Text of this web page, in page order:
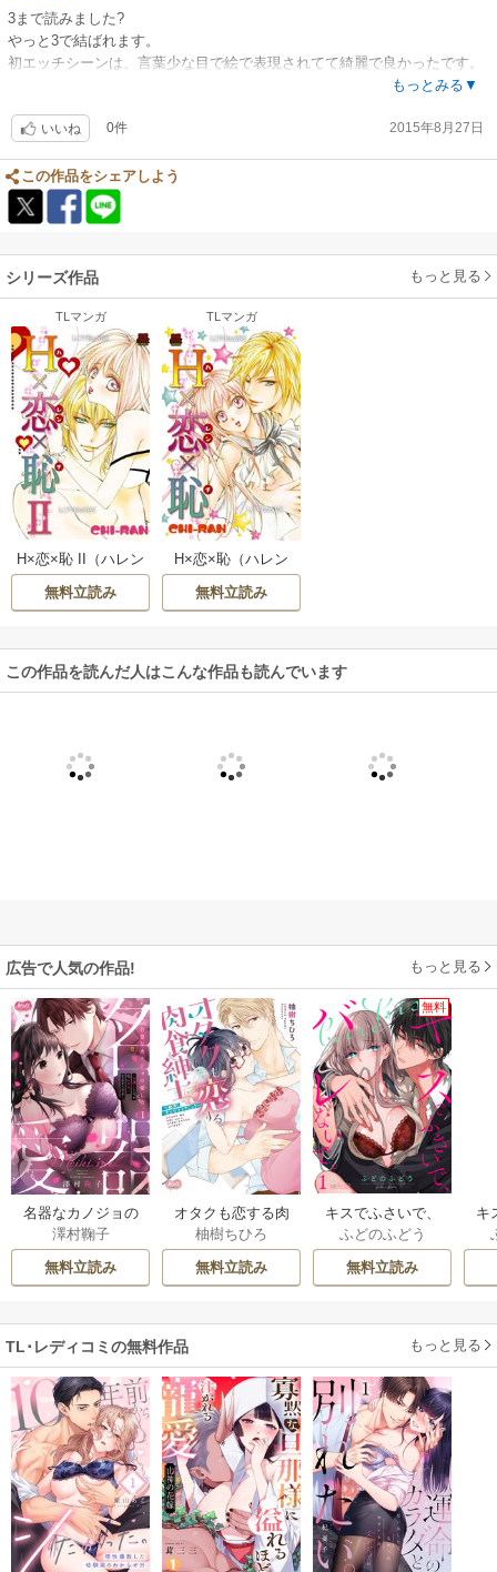
3まで読みました?
やっと3で結ばれます。
初エッチシーンは、言葉少な目で絵で表現されてて綺麗で良かったです。
好奇心旺盛な女の子と、格好良くて経験豊富に見られてるが実はそうじゃ
です?
もっとみる▼
いいね 0件 2015年8月27日
この作品をシェアしよう
シリーズ作品 もっと見る
TLマンガ
H×恋×恥 II（ハレン
チツー）
無料立読み
TLマンガ
H×恋×恥（ハレン
チ）
無料立読み
この作品を読んだ人はこんな作品も読んでいます
広告で人気の作品! もっと見る
名器なカノジョの
愛し方。 ～弁護士
上司が私に本気に
なるそうです～
澤村鞠子
無料立読み
オタクも恋する肉
食紳士【単行本】
【電子限定特典
付】
柚樹ちひろ
無料立読み
無料
キスでふさいで、
バレないで。
ふどのふどう
無料立読み
キ
TL･レディコミの無料作品 もっと見る